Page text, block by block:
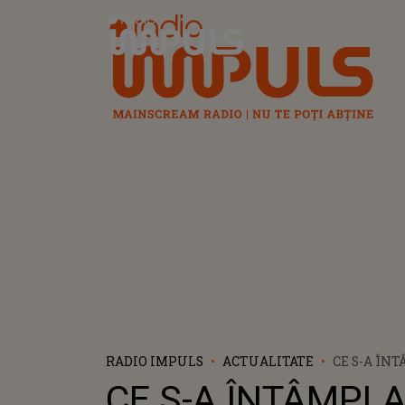
Radio Impuls
RADIO IMPULS ACTUALITATE
CE S-A